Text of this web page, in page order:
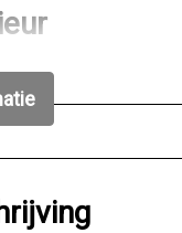
voor
bekleding